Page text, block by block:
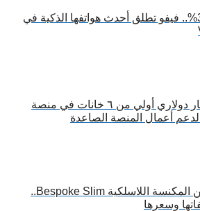
مستهدفه نمو 300%.. فيفو تطلق أحدث هواتفها الذكية في
“أوپنر” تضخ استثمار دولاري أولي من ٦ خانات في منصة
أعمال المنصة الصاعدة
سامسونج تعلن عن المكنسة اللاسلكية Bespoke Slim..
وسعرها